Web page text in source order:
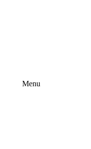
Menu